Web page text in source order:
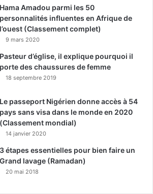
Hama Amadou parmi les 50
personnalités influentes en Afrique de
l’ouest (Classement complet)
9 mars 2020
Pasteur d’église, il explique pourquoi il
porte des chaussures de femme
18 septembre 2019
Le passeport Nigérien donne accès à 54
pays sans visa dans le monde en 2020
(Classement mondial)
14 janvier 2020
3 étapes essentielles pour bien faire un
Grand lavage (Ramadan)
20 mai 2018